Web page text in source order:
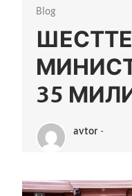
Blog
35
avtor -